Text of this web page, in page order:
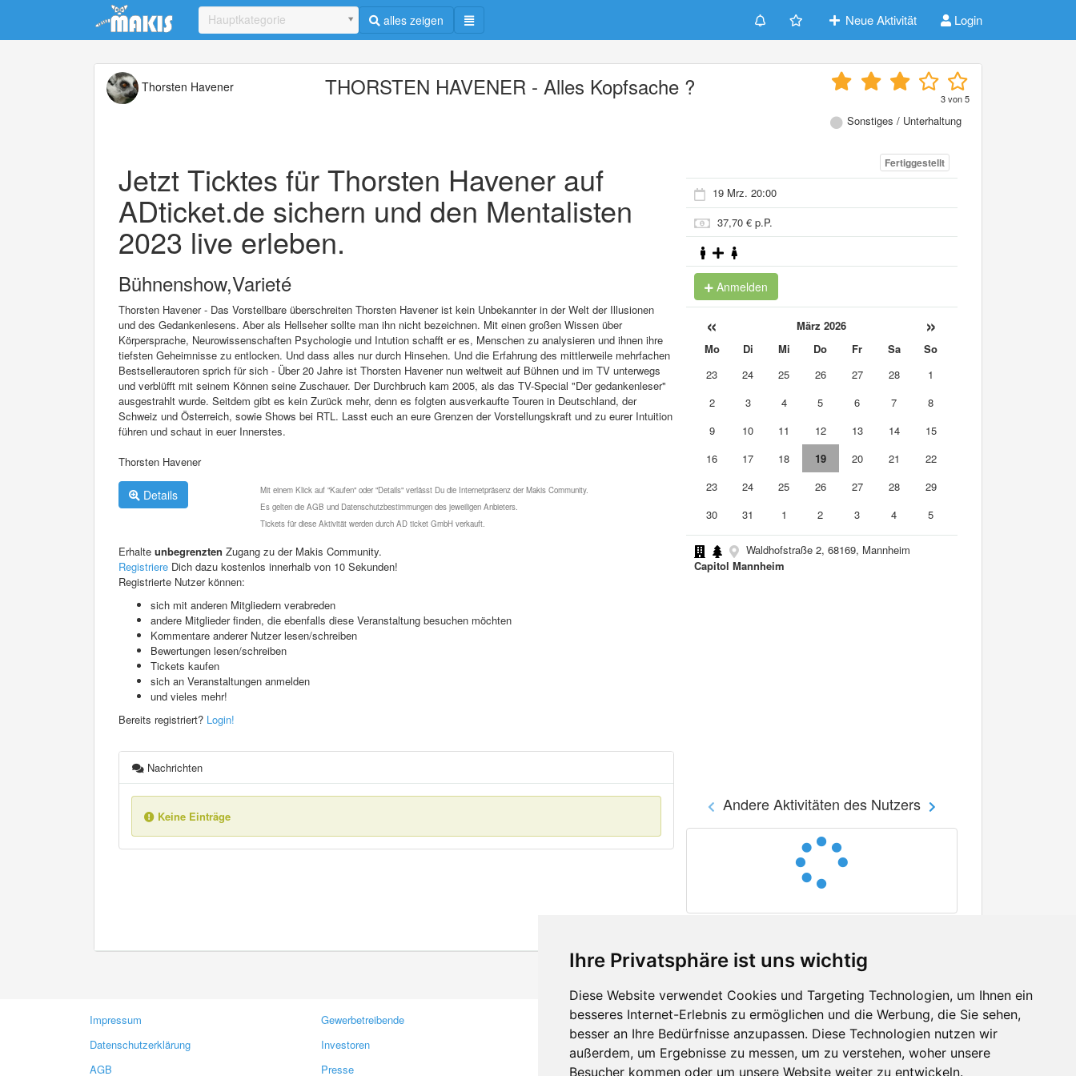
Ihre Privatsphäre ist uns wichtig
Diese Website verwendet Cookies und Targeting Technologien, um Ihnen ein
besseres Internet-Erlebnis zu ermöglichen und die Werbung, die Sie sehen,
besser an Ihre Bedürfnisse anzupassen. Diese Technologien nutzen wir
außerdem, um Ergebnisse zu messen, um zu verstehen, woher unsere
Besucher kommen oder um unsere Website weiter zu entwickeln.
Update cookies preferences
Hauptkategorie alles zeigen Neue Aktivität Login
Thorsten Havener THORSTEN HAVENER - Alles Kopfsache ? 3von5
Sonstiges / Unterhaltung
Jetzt Ticktes für Thorsten Havener auf
ADticket.de sichern und den Mentalisten
2023 live erleben.
Bühnenshow,Varieté
Thorsten Havener - Das Vorstellbare überschreiten Thorsten Havener ist kein Unbekannter in der Welt der Illusionen
und des Gedankenlesens. Aber als Hellseher sollte man ihn nicht bezeichnen. Mit einen großen Wissen über
Körpersprache, Neurowissenschaften Psychologie und Intution schafft er es, Menschen zu analysieren und ihnen ihre
tiefsten Geheimnisse zu entlocken. Und dass alles nur durch Hinsehen. Und die Erfahrung des mittlerweile mehrfachen
Bestsellerautoren sprich für sich - Über 20 Jahre ist Thorsten Havener nun weltweit auf Bühnen und im TV unterwegs
und verblüfft mit seinem Können seine Zuschauer. Der Durchbruch kam 2005, als das TV-Special "Der gedankenleser"
ausgestrahlt wurde. Seitdem gibt es kein Zurück mehr, denn es folgten ausverkaufte Touren in Deutschland, der
Schweiz und Österreich, sowie Shows bei RTL. Lasst euch an eure Grenzen der Vorstellungskraft und zu eurer Intuition
führen und schaut in euer Innerstes.
Thorsten Havener
Details
Mit einem Klick auf "Kaufen" oder "Details" verlässt Du die Internetpräsenz der Makis Community.
Es gelten die AGB und Datenschutzbestimmungen des jeweiligen Anbieters.
Tickets für diese Aktivität werden durch AD ticket GmbH verkauft.
Erhalte unbegrenzten Zugang zu der Makis Community.
Registriere Dich dazu kostenlos innerhalb von 10 Sekunden!
Registrierte Nutzer können:
sich mit anderen Mitgliedern verabreden
andere Mitglieder finden, die ebenfalls diese Veranstaltung besuchen möchten
Kommentare anderer Nutzer lesen/schreiben
Bewertungen lesen/schreiben
Tickets kaufen
sich an Veranstaltungen anmelden
und vieles mehr!
Bereits registriert? Login!
Nachrichten
Keine Einträge
Fertiggestellt
19 Mrz. 20:00
37,70 € p.P.
Anmelden
« März 2026 »
Mo Di Mi Do Fr Sa
So
23
24 25 26 27 28
1
2
3 4 5 6 7
8
9
10 11 12 13 14
15
16
17 18 19 20 21
22
23
24 25 26 27 28
29
30
31 1 2 3 4 5
Waldhofstraße 2, 68169, Mannheim
Capitol Mannheim
Andere Aktivitäten des Nutzers
Impressum
Datenschutzerklärung
AGB
Gewerbetreibende
Investoren
Presse
Kontakt
Feedback
Fehler melden
Facebook
Twitter
YouTube